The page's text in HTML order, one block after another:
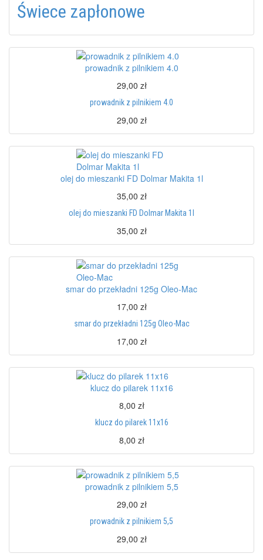
Świece zapłonowe
prowadnik z pilnikiem 4.0
29,00 zł
prowadnik z pilnikiem 4.0
29,00 zł
olej do mieszanki FD Dolmar Makita 1l
35,00 zł
olej do mieszanki FD Dolmar Makita 1l
35,00 zł
smar do przekładni 125g Oleo-Mac
17,00 zł
smar do przekładni 125g Oleo-Mac
17,00 zł
klucz do pilarek 11x16
8,00 zł
klucz do pilarek 11x16
8,00 zł
prowadnik z pilnikiem 5,5
29,00 zł
prowadnik z pilnikiem 5,5
29,00 zł